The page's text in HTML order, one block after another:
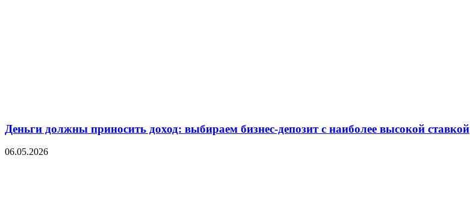
Деньги должны приносить доход: выбираем бизнес-депозит с наиболее высокой ставкой
06.05.2026